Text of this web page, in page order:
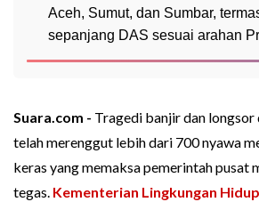
Aceh, Sumut, dan Sumbar,
sepanjang DAS sesuai arahan
Suara.com - Tragedi banjir dan longsor
telah merenggut lebih dari 700 nyawa
keras yang memaksa pemerintah pusat
tegas. Kementerian Lingkungan Hidup